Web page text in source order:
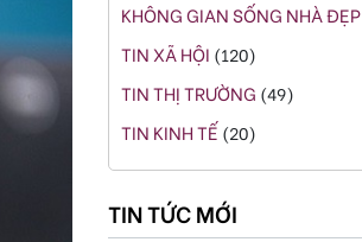
KHÔNG GIAN SỐNG NHÀ ĐẸP
TIN XÃ HỘI (120)
TIN THỊ TRƯỜNG (49)
TIN KINH TẾ (20)
TIN TỨC MỚI